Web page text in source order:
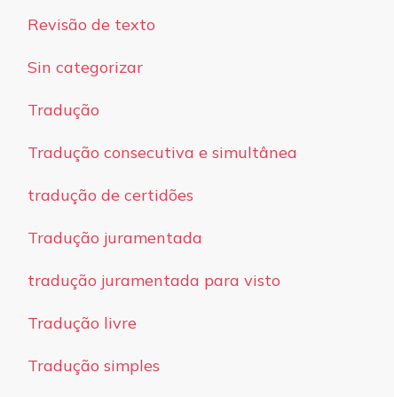
Revisão de texto
Sin categorizar
Tradução
Tradução consecutiva e simultânea
tradução de certidões
Tradução juramentada
tradução juramentada para visto
Tradução livre
Tradução simples